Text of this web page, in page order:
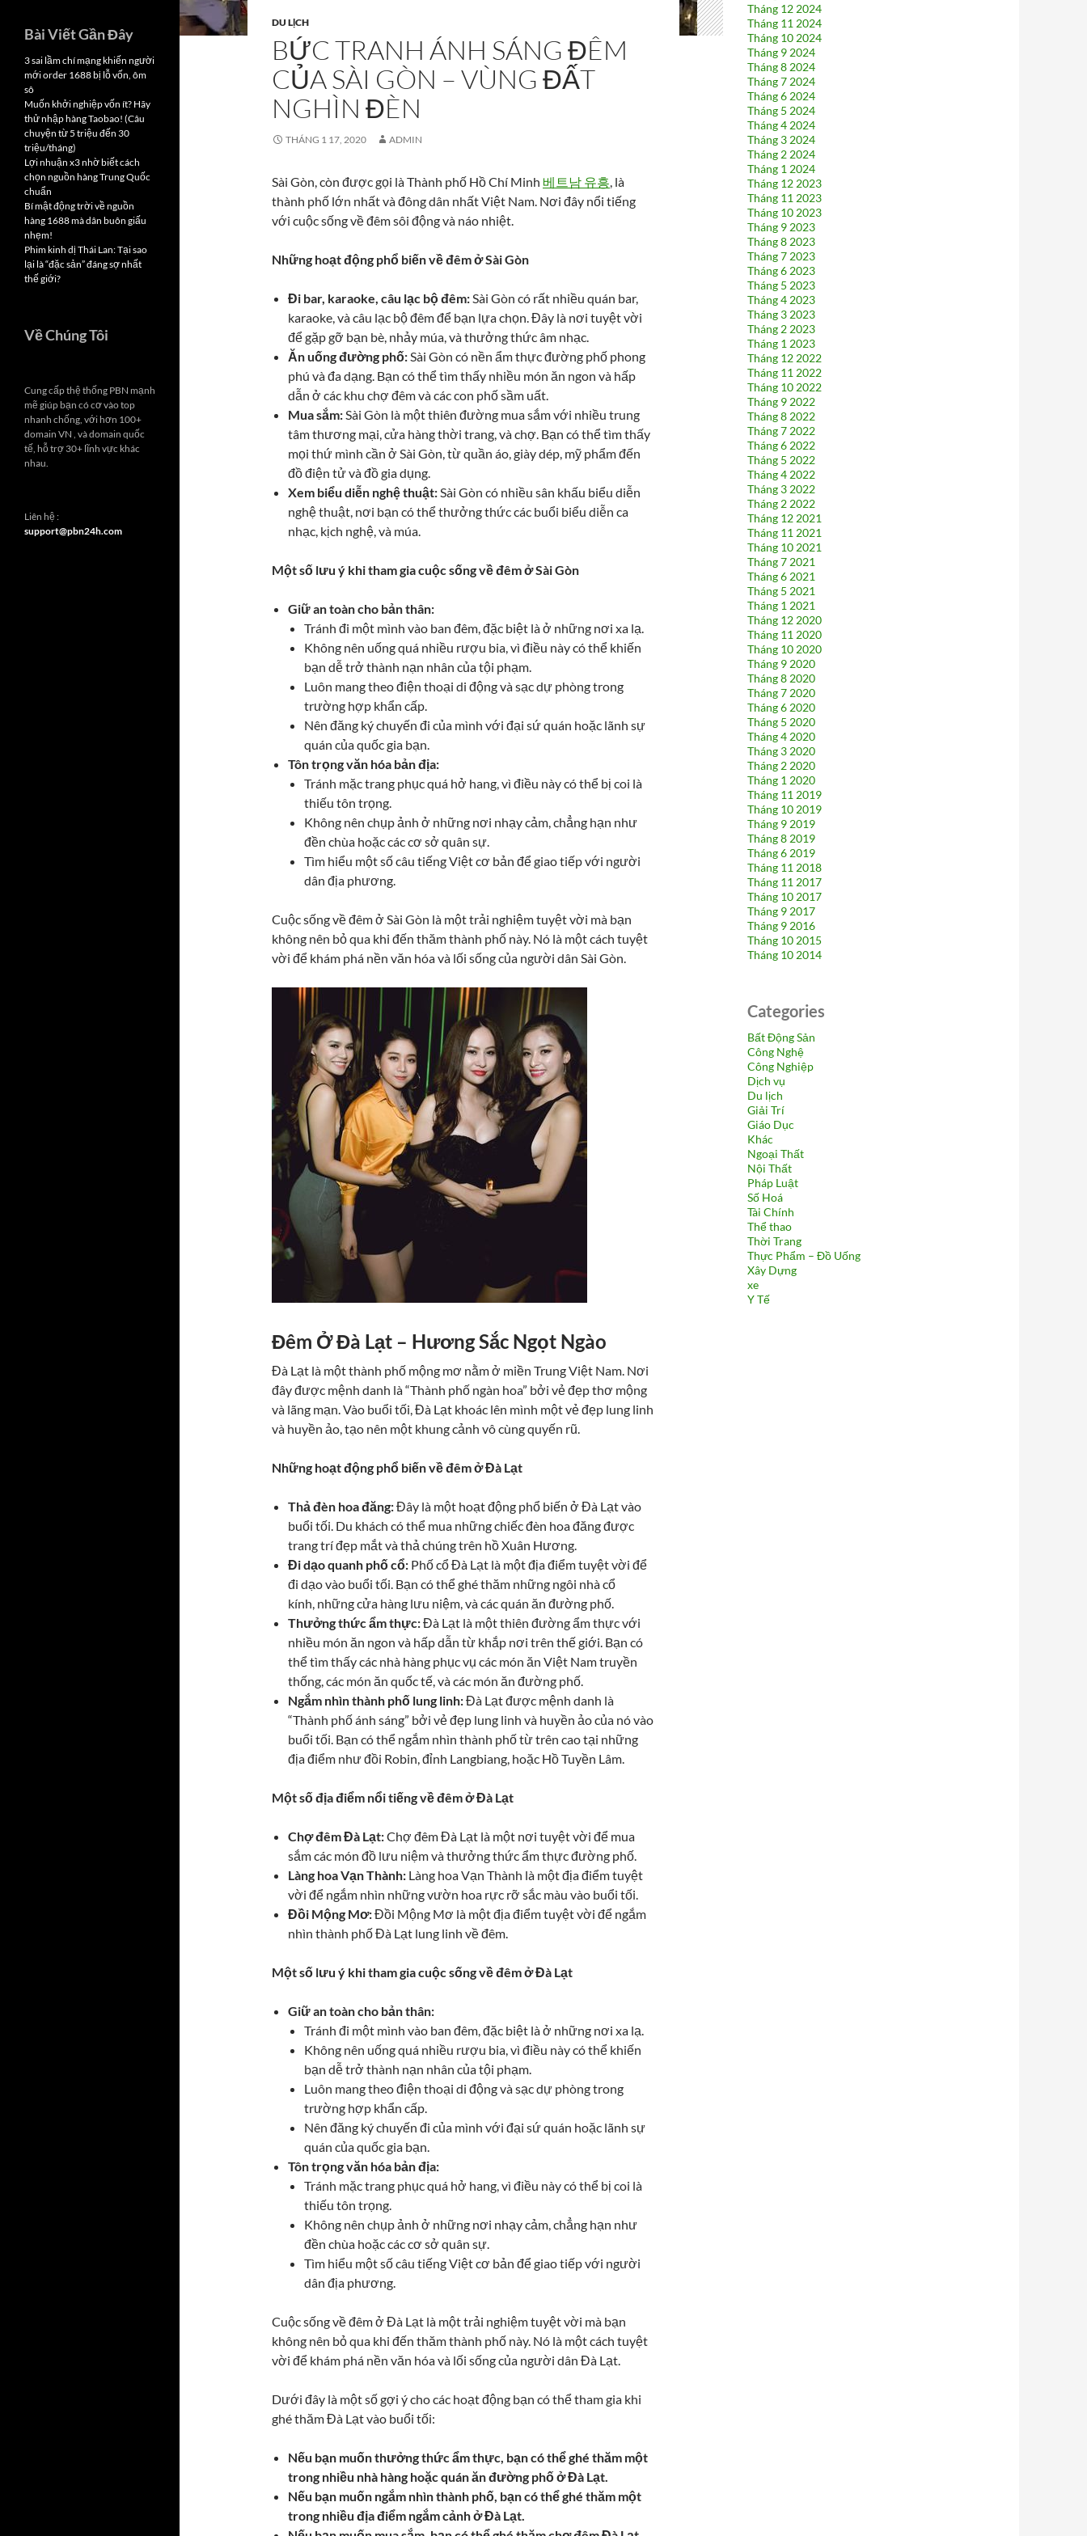
DU LỊCH
BỨC TRANH ÁNH SÁNG ĐÊM
CỦA SÀI GÒN – VÙNG ĐẤT
NGHÌN ĐÈN
THÁNG 1 17, 2020 ADMIN
Sài Gòn, còn được gọi là Thành phố Hồ Chí Minh 베트남 유흥, là
thành phố lớn nhất và đông dân nhất Việt Nam. Nơi đây nổi tiếng
với cuộc sống về đêm sôi động và náo nhiệt.
Những hoạt động phổ biến về đêm ở Sài Gòn
Đi bar, karaoke, câu lạc bộ đêm:Sài Gòn có rất nhiều quán bar,
karaoke, và câu lạc bộ đêm để bạn lựa chọn. Đây là nơi tuyệt vời
để gặp gỡ bạn bè, nhảy múa, và thưởng thức âm nhạc.
Ăn uống đường phố:Sài Gòn có nền ẩm thực đường phố phong
phú và đa dạng. Bạn có thể tìm thấy nhiều món ăn ngon và hấp
dẫn ở các khu chợ đêm và các con phố sầm uất.
Mua sắm:Sài Gòn là một thiên đường mua sắm với nhiều trung
tâm thương mại, cửa hàng thời trang, và chợ. Bạn có thể tìm thấy
mọi thứ mình cần ở Sài Gòn, từ quần áo, giày dép, mỹ phẩm đến
đồ điện tử và đồ gia dụng.
Xem biểu diễn nghệ thuật:Sài Gòn có nhiều sân khấu biểu diễn
nghệ thuật, nơi bạn có thể thưởng thức các buổi biểu diễn ca
nhạc, kịch nghệ, và múa.
Một số lưu ý khi tham gia cuộc sống về đêm ở Sài Gòn
Giữ an toàn cho bản thân:
Tránh đi một mình vào ban đêm, đặc biệt là ở những nơi xa lạ.
Không nên uống quá nhiều rượu bia, vì điều này có thể khiến
bạn dễ trở thành nạn nhân của tội phạm.
Luôn mang theo điện thoại di động và sạc dự phòng trong
trường hợp khẩn cấp.
Nên đăng ký chuyến đi của mình với đại sứ quán hoặc lãnh sự
quán của quốc gia bạn.
Tôn trọng văn hóa bản địa:
Tránh mặc trang phục quá hở hang, vì điều này có thể bị coi là
thiếu tôn trọng.
Không nên chụp ảnh ở những nơi nhạy cảm, chẳng hạn như
đền chùa hoặc các cơ sở quân sự.
Tìm hiểu một số câu tiếng Việt cơ bản để giao tiếp với người
dân địa phương.
Cuộc sống về đêm ở Sài Gòn là một trải nghiệm tuyệt vời mà bạn
không nên bỏ qua khi đến thăm thành phố này. Nó là một cách tuyệt
vời để khám phá nền văn hóa và lối sống của người dân Sài Gòn.
Đêm Ở Đà Lạt – Hương Sắc Ngọt Ngào
Đà Lạt là một thành phố mộng mơ nằm ở miền Trung Việt Nam. Nơi
đây được mệnh danh là “Thành phố ngàn hoa” bởi vẻ đẹp thơ mộng
và lãng mạn. Vào buổi tối, Đà Lạt khoác lên mình một vẻ đẹp lung linh
và huyền ảo, tạo nên một khung cảnh vô cùng quyến rũ.
Những hoạt động phổ biến về đêm ở Đà Lạt
Thả đèn hoa đăng:Đây là một hoạt động phổ biến ở Đà Lạt vào
buổi tối. Du khách có thể mua những chiếc đèn hoa đăng được
trang trí đẹp mắt và thả chúng trên hồ Xuân Hương.
Đi dạo quanh phố cổ: Phố cổ Đà Lạt là một địa điểm tuyệt vời để
đi dạo vào buổi tối. Bạn có thể ghé thăm những ngôi nhà cổ
kính, những cửa hàng lưu niệm, và các quán ăn đường phố.
Thưởng thức ẩm thực:Đà Lạt là một thiên đường ẩm thực với
nhiều món ăn ngon và hấp dẫn từ khắp nơi trên thế giới. Bạn có
thể tìm thấy các nhà hàng phục vụ các món ăn Việt Nam truyền
thống, các món ăn quốc tế, và các món ăn đường phố.
Ngắm nhìn thành phố lung linh:Đà Lạt được mệnh danh là
“Thành phố ánh sáng” bởi vẻ đẹp lung linh và huyền ảo của nó vào
buổi tối. Bạn có thể ngắm nhìn thành phố từ trên cao tại những
địa điểm như đồi Robin, đỉnh Langbiang, hoặc Hồ Tuyền Lâm.
Một số địa điểm nổi tiếng về đêm ở Đà Lạt
Chợ đêm Đà Lạt:Chợ đêm Đà Lạt là một nơi tuyệt vời để mua
sắm các món đồ lưu niệm và thưởng thức ẩm thực đường phố.
Làng hoa Vạn Thành: Làng hoa Vạn Thành là một địa điểm tuyệt
vời để ngắm nhìn những vườn hoa rực rỡ sắc màu vào buổi tối.
Đồi Mộng Mơ:Đồi Mộng Mơ là một địa điểm tuyệt vời để ngắm
nhìn thành phố Đà Lạt lung linh về đêm.
Một số lưu ý khi tham gia cuộc sống về đêm ở Đà Lạt
Giữ an toàn cho bản thân:
Tránh đi một mình vào ban đêm, đặc biệt là ở những nơi xa lạ.
Không nên uống quá nhiều rượu bia, vì điều này có thể khiến
bạn dễ trở thành nạn nhân của tội phạm.
Luôn mang theo điện thoại di động và sạc dự phòng trong
trường hợp khẩn cấp.
Nên đăng ký chuyến đi của mình với đại sứ quán hoặc lãnh sự
quán của quốc gia bạn.
Tôn trọng văn hóa bản địa:
Tránh mặc trang phục quá hở hang, vì điều này có thể bị coi là
thiếu tôn trọng.
Không nên chụp ảnh ở những nơi nhạy cảm, chẳng hạn như
đền chùa hoặc các cơ sở quân sự.
Tìm hiểu một số câu tiếng Việt cơ bản để giao tiếp với người
dân địa phương.
Cuộc sống về đêm ở Đà Lạt là một trải nghiệm tuyệt vời mà bạn
không nên bỏ qua khi đến thăm thành phố này. Nó là một cách tuyệt
vời để khám phá nền văn hóa và lối sống của người dân Đà Lạt.
Dưới đây là một số gợi ý cho các hoạt động bạn có thể tham gia khi
ghé thăm Đà Lạt vào buổi tối:
Nếu bạn muốn thưởng thức ẩm thực, bạn có thể ghé thăm một
trong nhiều nhà hàng hoặc quán ăn đường phố ở Đà Lạt.
Nếu bạn muốn ngắm nhìn thành phố, bạn có thể ghé thăm một
trong nhiều địa điểm ngắm cảnh ở Đà Lạt.
Tháng 12 2024
Tháng 11 2024
Tháng 10 2024
Tháng 9 2024
Tháng 8 2024
Tháng 7 2024
Tháng 6 2024
Tháng 5 2024
Tháng 4 2024
Tháng 3 2024
Tháng 2 2024
Tháng 1 2024
Tháng 12 2023
Tháng 11 2023
Tháng 10 2023
Tháng 9 2023
Tháng 8 2023
Tháng 7 2023
Tháng 6 2023
Tháng 5 2023
Tháng 4 2023
Tháng 3 2023
Tháng 2 2023
Tháng 1 2023
Tháng 12 2022
Tháng 11 2022
Tháng 10 2022
Tháng 9 2022
Tháng 8 2022
Tháng 7 2022
Tháng 6 2022
Tháng 5 2022
Tháng 4 2022
Tháng 3 2022
Tháng 2 2022
Tháng 12 2021
Tháng 11 2021
Tháng 10 2021
Tháng 7 2021
Tháng 6 2021
Tháng 5 2021
Tháng 1 2021
Tháng 12 2020
Tháng 11 2020
Tháng 10 2020
Tháng 9 2020
Tháng 8 2020
Tháng 7 2020
Tháng 6 2020
Tháng 5 2020
Tháng 4 2020
Tháng 3 2020
Tháng 2 2020
Tháng 1 2020
Tháng 11 2019
Tháng 10 2019
Tháng 9 2019
Tháng 8 2019
Tháng 6 2019
Tháng 11 2018
Tháng 11 2017
Tháng 10 2017
Tháng 9 2017
Tháng 9 2016
Tháng 10 2015
Tháng 10 2014
Categories
Bất Động Sản
Công Nghệ
Công Nghiệp
Dịch vụ
Du lịch
Giải Trí
Giáo Dục
Khác
Ngoại Thất
Nội Thất
Pháp Luật
Số Hoá
Tài Chính
Thể thao
Thời Trang
Thực Phẩm – Đồ Uống
Xây Dựng
xe
Y Tế
Bài Viết Gần Đây
3 sai lầm chí mạng khiến người
mới order 1688 bị lỗ vốn, ôm
sô
Muốn khởi nghiệp vốn ít? Hãy
thử nhập hàng Taobao! (Câu
chuyện từ 5 triệu đến 30
triệu/tháng)
Lợi nhuận x3 nhờ biết cách
chọn nguồn hàng Trung Quốc
chuẩn
Bí mật động trời về nguồn
hàng 1688 mà dân buôn giấu
nhẹm!
Phim kinh dị Thái Lan: Tại sao
lại là “đặc sản” đáng sợ nhất
thế giới?
Về Chúng Tôi
Cung cấp thệ thống PBN mạnh
mẽ giúp bạn có cơ vào top
nhanh chống, với hơn 100+
domain VN , và domain quốc
tế, hỗ trợ 30+ lĩnh vực khác
nhau.
Liên hệ :
support@pbn24h.com